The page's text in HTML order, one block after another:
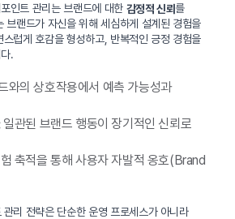
인트 관리는 브랜드에 대한 감정적 신뢰를
브랜드가 자신을 위해 세심하게 설계된 경험을
럽게 호감을 형성하고, 반복적인 긍정 경험을
.
와의 상호작용에서 예측 가능성과
일관된 브랜드 행동이 장기적인 신뢰로
축적을 통해 사용자 자발적 옹호(Brand
리 전략은 단순한 운영 프로세스가 아니라